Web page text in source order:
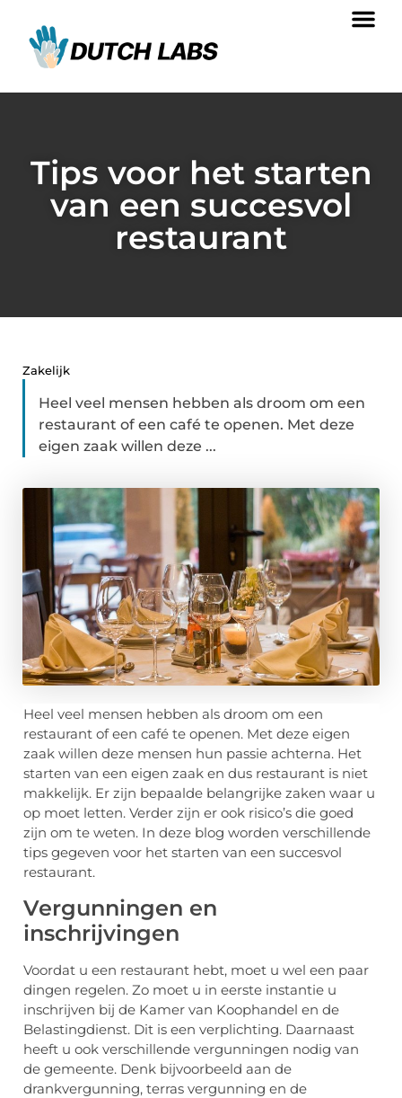
Tips voor het starten
van een succesvol
restaurant
Zakelijk
Heel veel mensen hebben als droom om een
restaurant of een café te openen. Met deze
eigen zaak willen deze ...
Heel veel mensen hebben als droom om een
restaurant of een café te openen. Met deze eigen
zaak willen deze mensen hun passie achterna. Het
starten van een eigen zaak en dus restaurant is niet
makkelijk. Er zijn bepaalde belangrijke zaken waar u
op moet letten. Verder zijn er ook risico’s die goed
zijn om te weten. In deze blog worden verschillende
tips gegeven voor het starten van een succesvol
restaurant.
Vergunningen en
inschrijvingen
Voordat u een restaurant hebt, moet u wel een paar
dingen regelen. Zo moet u in eerste instantie u
inschrijven bij de Kamer van Koophandel en de
Belastingdienst. Dit is een verplichting. Daarnaast
heeft u ook verschillende vergunningen nodig van
de gemeente. Denk bijvoorbeeld aan de
drankvergunning, terras vergunning en de